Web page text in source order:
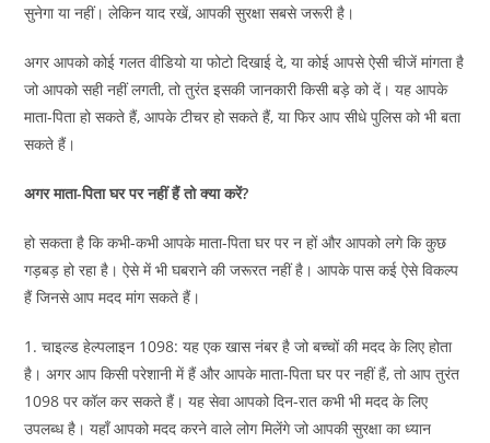
सुनेगा या नहीं। लेकिन याद रखें, आपकी सुरक्षा सबसे जरूरी है।
अगर आपको कोई गलत वीडियो या फोटो दिखाई दे, या कोई आपसे ऐसी चीजें मांगता है
जो आपको सही नहीं लगती, तो तुरंत इसकी जानकारी किसी बड़े को दें। यह आपके
माता-पिता हो सकते हैं, आपके टीचर हो सकते हैं, या फिर आप सीधे पुलिस को भी बता
सकते हैं।
अगर माता-पिता घर पर नहीं हैं तो क्या करें?
हो सकता है कि कभी-कभी आपके माता-पिता घर पर न हों और आपको लगे कि कुछ
गड़बड़ हो रहा है। ऐसे में भी घबराने की जरूरत नहीं है। आपके पास कई ऐसे विकल्प
हैं जिनसे आप मदद मांग सकते हैं।
1. चाइल्ड हेल्पलाइन 1098: यह एक खास नंबर है जो बच्चों की मदद के लिए होता
है। अगर आप किसी परेशानी में हैं और आपके माता-पिता घर पर नहीं हैं, तो आप तुरंत
1098 पर कॉल कर सकते हैं। यह सेवा आपको दिन-रात कभी भी मदद के लिए
उपलब्ध है। यहाँ आपको मदद करने वाले लोग मिलेंगे जो आपकी सुरक्षा का ध्यान